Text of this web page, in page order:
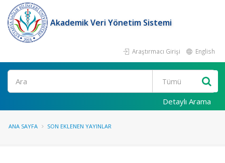
Akademik Veri Yönetim Sistemi
Araştırmacı Girişi English
Ara
Detaylı Arama
ANA SAYFA SON EKLENEN YAYINLAR